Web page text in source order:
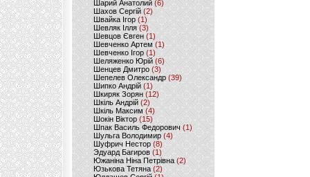
Шарий Анатолий(6)
Шахов Сергій(2)
Швайка Ігор (1)
Шевляк Ілля (3)
Шевцов Євген (1)
Шевченко Артем(1)
Шевченко Ігор(1)
Шеляженко Юрій (6)
Шенцев Дмитро (3)
Шепелев Олександр (39)
Шипко Андрій(1)
Шкиряк Зорян(12)
Шкіль Андрій(2)
Шкіль Максим (4)
Шокін Віктор (15)
Шпак Василь Федорович (1)
Шульга Володимир (4)
Шуфрич Нестор(8)
Эдуард Багиров (1)
Южаніна Ніна Петрівна (2)
Юзькова Тетяна(2)